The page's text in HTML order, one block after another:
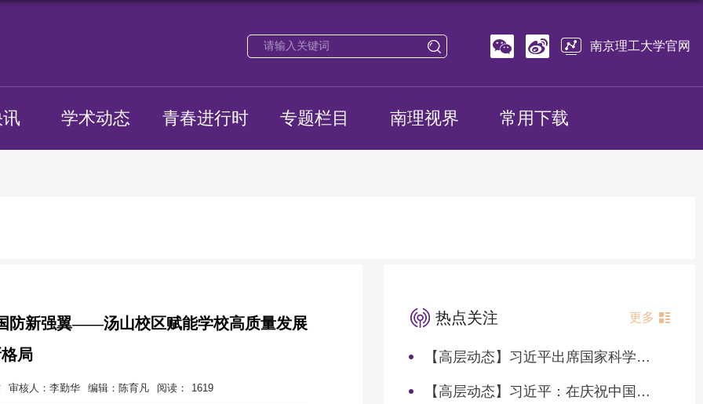
南京理工大学官网
学术动态 青春进行时 专题栏目 南理视界 常用下载
防新强翼——汤山校区赋能学校高质量发展
局
审核人：李勤华 编辑：陈育凡 阅读： 1619
热点关注 更多
【高层动态】习近平出席国家科学技术奖励大会两院院士大会中国科协第十一次全国代表大会并发表重要讲话
【高层动态】习近平：在庆祝中国共产党成立105周年大会上的讲话